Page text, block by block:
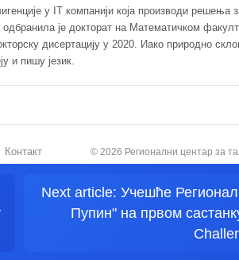
у IT компанији која производи решења
је докторат на Математичком
дисертацију у 2020. Иако природно
и пишу језик.
Контакт © 2026 Регионални центар за
Next article: Учешће
Пупин" на првом